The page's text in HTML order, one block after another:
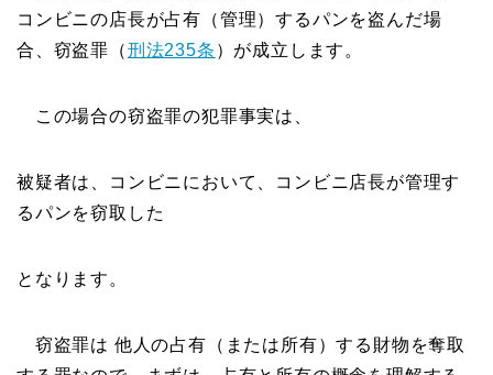
コンビニの店長が占有（管理）するパンを盗んだ場
合、窃盗罪（刑法235条 ）が成立します。
この場合の窃盗罪の犯罪事実は、
被疑者は、コンビニにおいて、コンビニ店長が管理す
るパンを窃取した
となります。
窃盗罪は 他人の占有（または所有）する財物を奪取